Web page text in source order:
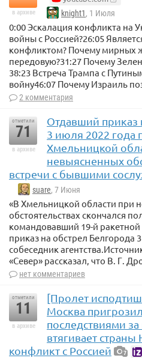
в архиве knight1, 1 Июля
0:00 Эскалация конфликта на
войны с Россией?26:05
конфликтом? Почему мирных
передовую?31:27 Почему
38:23 Встреча Трампа с
войну46:07 Почему Израиль
2 комментария
отметили
71
в архиве
Отдавший приказ
3 июля 2022 года
Хмельницкой
невыясненных
встречи с бывшими
suare, 7 Июня
«В Хмельницкой области при
обстоятельствах скончался
командовавший 19-й
приказ на обстрел Белгорода
собеседник
«Север» рассказал, что В. Г.
нет комментариев
отметили
11
в архиве
[Пролет
Москва
последствиями
втягивает
конфликт с Россией
7